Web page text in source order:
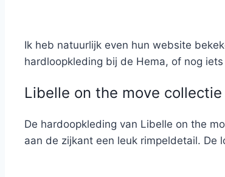
Ik heb natuurlijk even hun website
hardloopkleding bij de Hema, of nog iets
Libelle on the move collectie
De hardoopkleding van Libelle on the
aan de zijkant een leuk rimpeldetail. De